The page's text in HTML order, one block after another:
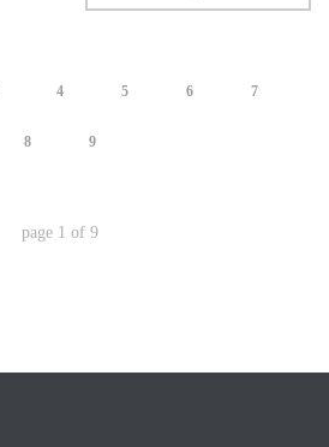
4 5 6 7
8 9
page 1 of 9